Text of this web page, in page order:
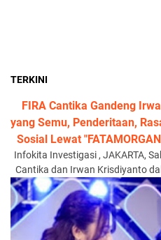
TERKINI
FIRA Cantika Gandeng
yang Semu, Penderitaan,
Sosial Lewat
Infokita Investigasi , JAKARTA,
Cantika dan Irwan Krisdiyanto